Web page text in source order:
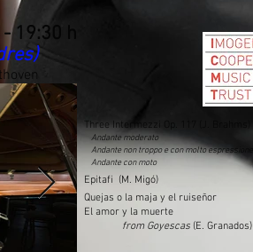
19:30 h
Three Intermezzi Op. 117 (J. Brahms)
Andante moderato
Andante non troppo e con molto espressione
Andante con moto
Quejas o la maja y el ruiseñor
El amor y la muerte
from Goyescas (E. Granados)
Epitafi (M. Migó)